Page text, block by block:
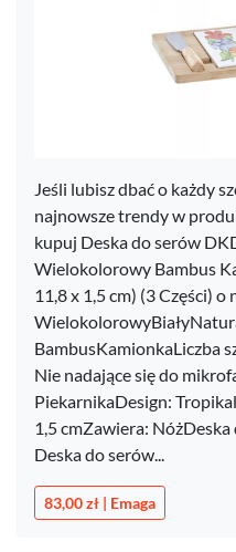
Jeśli lubisz dbać o każdy
najnowsze trendy w
kupuj Deska do serów
Wielokolorowy Bambus
11,8 x 1,5 cm) (3 Części)
BambusKamionkaLiczba
Nie nadające się do
PiekarnikaDesign:
1,5 cmZawiera:
Deska do serów...
83,00 zł | Emaga